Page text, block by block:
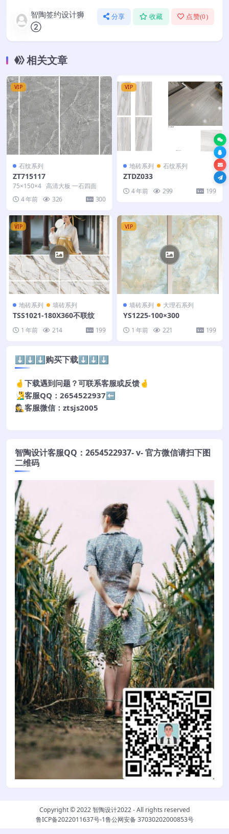
智陶签约设计狮
②
分享 收藏 点赞(0)
相关文章
VIP
石纹系列
ZT715117
75×150×4 高清大板 一石四面
4 年前
326 300
VIP
地砖系列 石纹系列
ZTDZ033
4 年前 299 199
VIP
地砖系列 墙砖系列
TSS1021-180X360不联纹
1 年前 214 199
VIP
墙砖系列 大理石系列
YS1225-100×300
1 年前 221 199
⬇️⬇️⬇️购买下载⬇️⬇️⬇️
🤞下载遇到问题？可联系客服或反馈🤞
🧏‍♂️客服QQ：2654522937⬅️
🕵️‍♀️客服微信：ztsjs2005
智陶设计客服QQ：2654522937- v- 官方微信请扫下图
二维码
Copyright © 2022智陶设计2022- All rights reserved
鲁ICP备2022011637号-1鲁公网安备 37030202000853号